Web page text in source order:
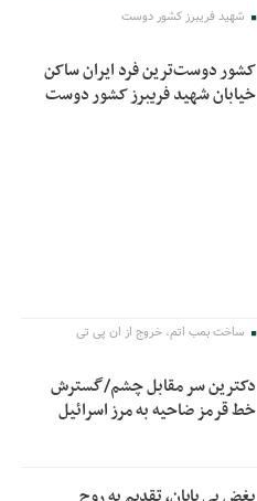
شهید فریبرز کشور دوست
کشور دوست‌ترین فرد ایران ساکن
خیابان شهید فریبرز کشور دوست
ساخت بمب اتم، خروج از ان پی تی
دکترین سر مقابل چشم/گسترش
خط قرمز ضاحیه به مرز اسرائیل